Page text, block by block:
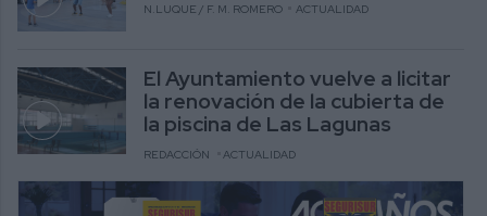
N.LUQUE / F. M. ROMERO ACTUALIDAD
El Ayuntamiento vuelve a licitar
la renovación de la cubierta de
la piscina de Las Lagunas
REDACCIÓN ACTUALIDAD